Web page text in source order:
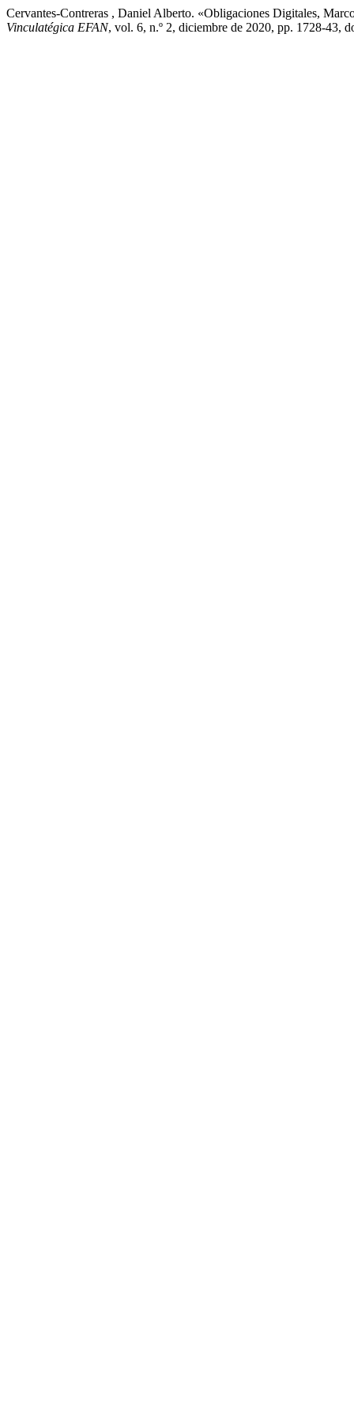
Cervantes-Contreras , Daniel Alberto. «Obligaciones Digitales,
Vinculatégica EFAN, vol. 6, n.º 2, diciembre de 2020, pp. 1728-43,